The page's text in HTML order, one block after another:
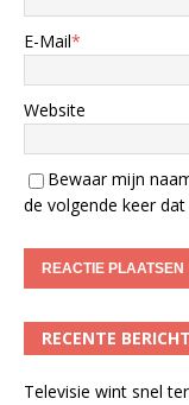
E-Mail*
Website
Bewaar mijn
de volgende keer
RECENTE
Televisie wint snel